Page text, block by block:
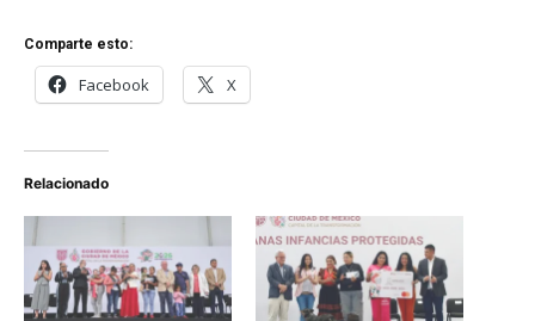
Comparte esto:
Facebook X
Relacionado